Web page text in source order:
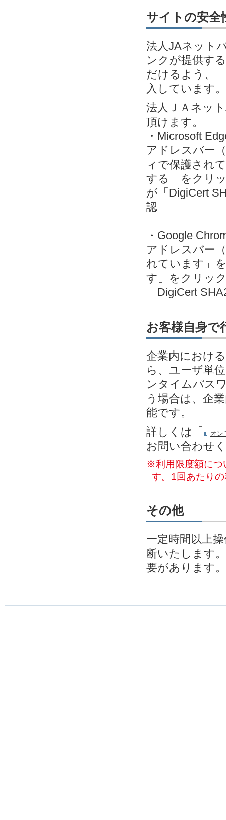
サイトの安全
法人JAネット
ンクが提供す
だけるよう、
入しています。
法人ＪＡネッ
頂けます。
・Microsoft
アドレスバー
ィで保護され
する」をクリ
が「DigiCert
認
・Google
アドレスバー
れています」
す」をクリッ
「DigiCert
お客様自身で
企業内におけ
ら、ユーザ単
ンタイムパス
う場合は、企
能です。
詳しくは「
オン
お問い合わせ
※利用限度額につ
す。1回あたり
その他
一定時間以上
断いたします
要があります。